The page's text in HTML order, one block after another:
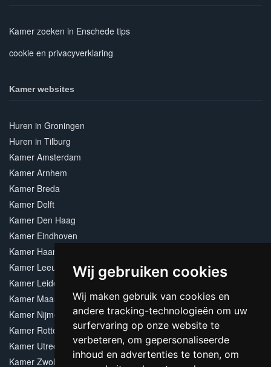
Wij gebruiken cookies
Wij maken gebruik van cookies en
andere tracking-technologieën om uw
surfervaring op onze website te
verbeteren, om gepersonaliseerde
inhoud en advertenties te tonen, om
Kamer zoeken in Enschede tips
cookie en privacyverklaring
Kamer websites
Huren in Groningen
Huren in Tilburg
Kamer Amsterdam
Kamer Arnhem
Kamer Breda
Kamer Delft
Kamer Den Haag
Kamer Eindhoven
Kamer Haarlem
Kamer Leeuwarden
Kamer Leiden
Kamer Maastricht
Kamer Nijmegen
Kamer Rotterdam
Kamer Utrecht
Kamer Zwolle